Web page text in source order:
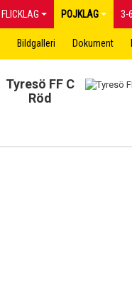
FLICKLAG POJKLAG 3-
Bildgalleri Dokument
Tyresö FF C
Röd